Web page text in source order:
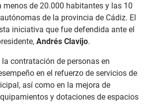
de 20.000 habitantes y las 10
de la provincia de Cádiz. El
iniciativa que fue defendida ante el
Andrés Clavijo.
contratación de personas en
en el refuerzo de servicios de
así como en la mejora de
y dotaciones de espacios